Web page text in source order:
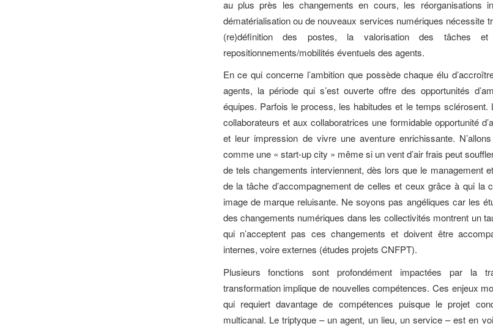
au plus près les changements en cours, les réorganisations
dématérialisation ou de nouveaux services numériques nécessite
(re)définition des postes, la valorisation des tâches et
repositionnements/mobilités éventuels des agents.
En ce qui concerne l’ambition que possède chaque élu
agents, la période qui s’est ouverte offre des opportunités
équipes. Parfois le process, les habitudes et le temps sclérosent.
collaborateurs et aux collaboratrices une formidable opportunité
et leur impression de vivre une aventure enrichissante.
comme une « start-up city » même si un vent d’air frais peut
de tels changements interviennent, dès lors que le management
de la tâche d’accompagnement de celles et ceux grâce à qui la
image de marque reluisante. Ne soyons pas angéliques car les
des changements numériques dans les collectivités montrent un
qui n’acceptent pas ces changements et doivent être
internes, voire externes (études projets CNFPT).
Plusieurs fonctions sont profondément impactées par la
transformation implique de nouvelles compétences. Ces enjeux
qui requiert davantage de compétences puisque le projet
multicanal. Le triptyque – un agent, un lieu, un service – est en